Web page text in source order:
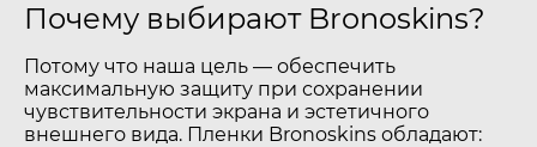
Почему выбирают Bronoskins?
Потому что наша цель — обеспечить
максимальную защиту при сохранении
чувствительности экрана и эстетичного
внешнего вида. Пленки Bronoskins обладают: